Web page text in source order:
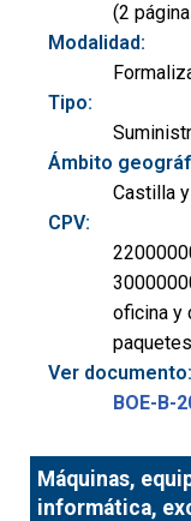
(2
Modalidad:
Tipo:
Ámbito
Castilla
CPV:
oficina y
Ver documento:
BOE-B-
Máquinas,
informática,